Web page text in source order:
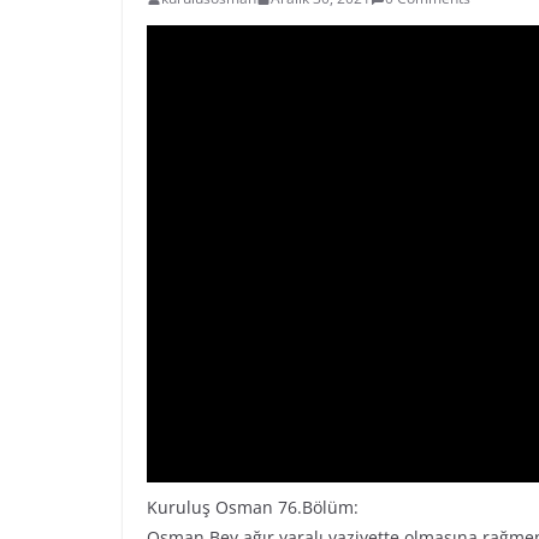
Kuruluş Osman 76.Bölüm: